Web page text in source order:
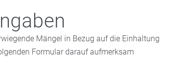
Mängel in Bezug auf die Einhaltung
Formular darauf aufmerksam